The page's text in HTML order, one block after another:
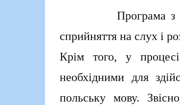
Програма з
сприйняття на слух і
Крім того, у
необхідними для
польську мову.